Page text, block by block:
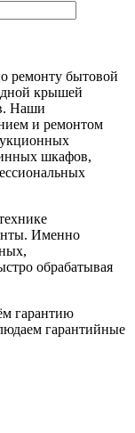
ремонту бытовой
крышей
Наши
и ремонтом
шкафов,
Именно
обрабатывая
гарантию
гарантийные